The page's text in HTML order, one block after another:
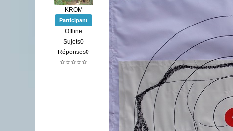
KROM
Participant
Offline
Sujets0
Réponses0
☆☆☆☆☆